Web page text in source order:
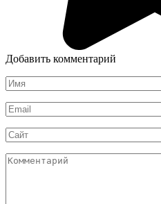
Добавить комментарий
Имя
*
Email
*
Сайт
Комментарий